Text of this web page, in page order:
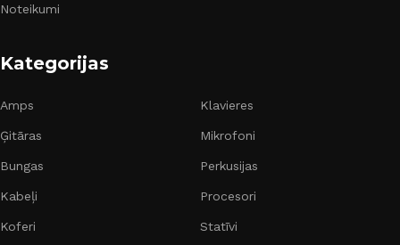
Noteikumi
Kategorijas
Amps
Ģitāras
Bungas
Kabeļi
Koferi
Klavieres
Mikrofoni
Perkusijas
Procesori
Statīvi